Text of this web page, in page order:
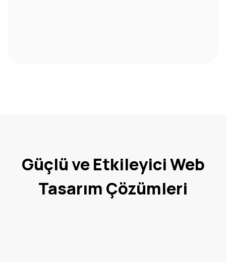
Güçlü ve Etkileyici Web
Tasarım Çözümleri